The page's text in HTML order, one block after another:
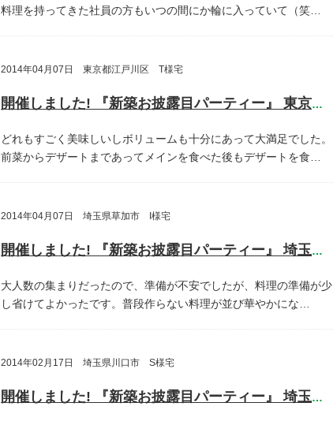
料理を持ってきた社員の方もいつの間にか輪に入っていて（笑…
2014年04月07日 東京都江戸川区 T様宅
開催しました! 『新築お披露目パーティー』 東京都江戸川区 T様宅
どれもすごく美味しいしボリュームも十分にあって大満足でした。
前菜からデザートまであってメインを食べた後もデザートを食…
2014年04月07日 埼玉県草加市 I様宅
開催しました! 『新築お披露目パーティー』 埼玉県草加市 I様宅
大人数の集まりだったので、準備が不安でしたが、料理の準備が少
し省けてよかったです。普段作らない料理が並び華やかにな…
2014年02月17日 埼玉県川口市 S様宅
開催しました! 『新築お披露目パーティー』 埼玉県川口市 S様宅